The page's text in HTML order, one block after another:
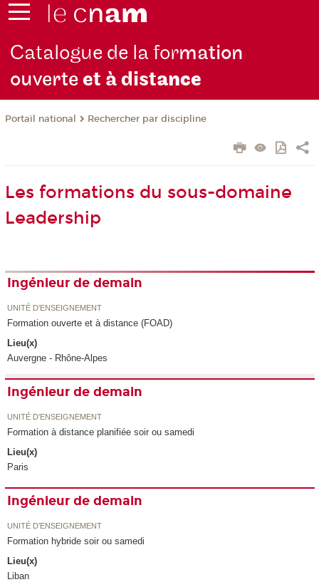
Catalogue de la formation
ouverteet à distance
Portail national Rechercher par discipline
Les formations du sous-domaine
Leadership
Ingénieur de demain
UNITÉ D’ENSEIGNEMENT
Formation ouverte et à distance (FOAD)
Lieu(x)
Auvergne - Rhône-Alpes
Ingénieur de demain
UNITÉ D’ENSEIGNEMENT
Formation à distance planifiée soir ou samedi
Lieu(x)
Paris
Ingénieur de demain
UNITÉ D’ENSEIGNEMENT
Formation hybride soir ou samedi
Lieu(x)
Liban